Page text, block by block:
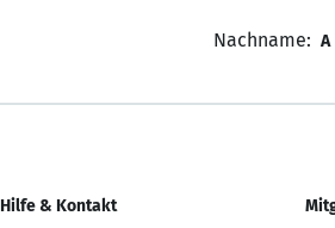
Nachname: A
Hilfe & Kontakt